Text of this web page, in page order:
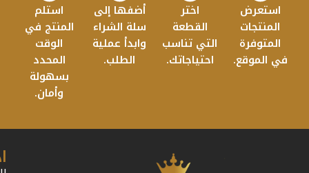
استعرض
المنتجات
المتوفرة
في الموقع.
اختر
القطعة
التي تناسب
احتياجاتك.
أضفها إلى
سلة الشراء
وابدأ عملية
الطلب.
استلم
المنتج في
الوقت
المحدد
بسهولة
وأمان.